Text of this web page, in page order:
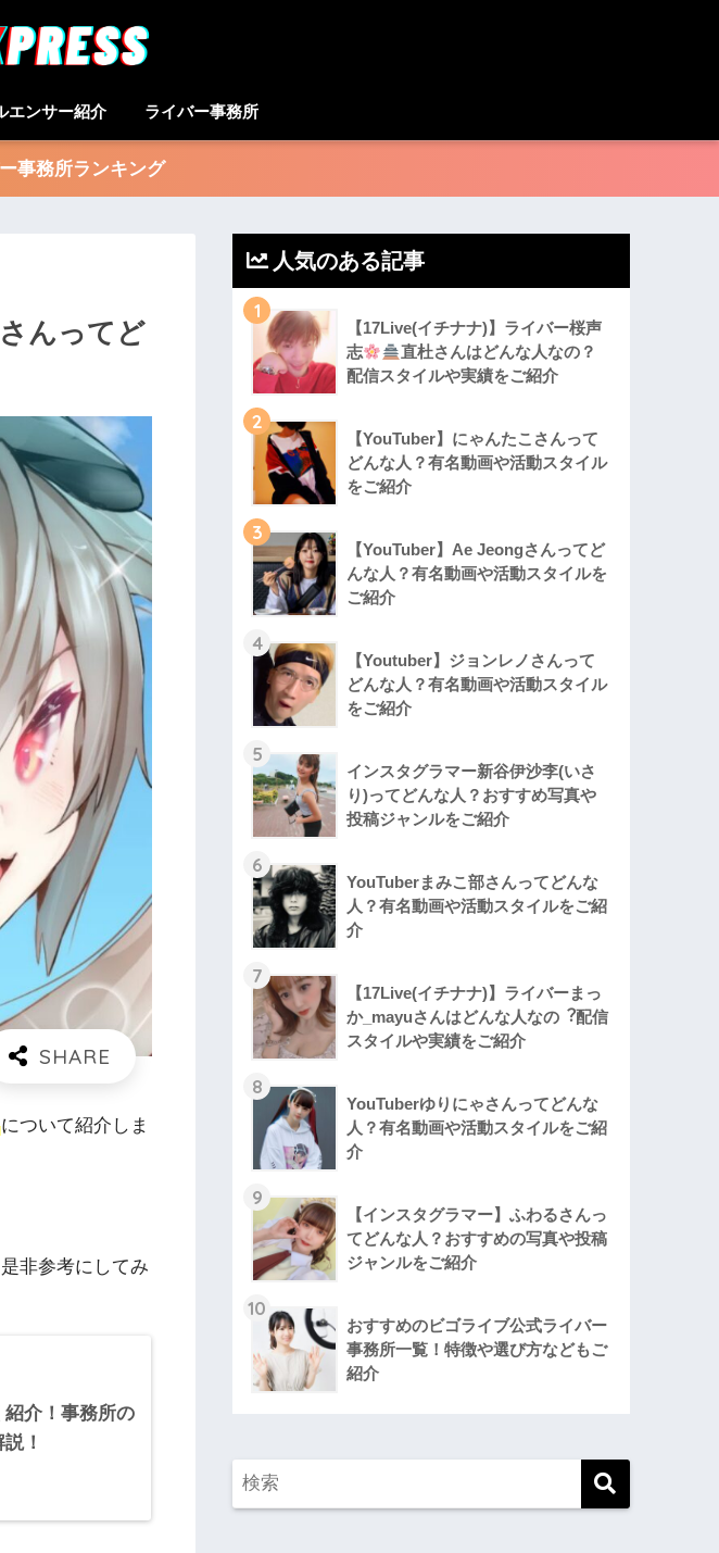
エンサー紹介 ライバー事務所
事務所ランキング
さんってど
について紹介しま
非参考にしてみ
介！事務所の
！
人気のある記事
1
【17Live(イチナナ)】ライバー桜声
志
直杜さんはどんな人なの？
配信スタイルや実績をご紹介
2
【YouTuber】にゃんたこさんって
どんな⼈？有名動画や活動スタイル
をご紹介
3
【YouTuber】Ae Jeongさんってど
んな⼈？有名動画や活動スタイルを
ご紹介
4
【Youtuber】ジョンレノさんって
どんな人？有名動画や活動スタイル
をご紹介
5
インスタグラマー新谷伊沙李(いさ
り)ってどんな⼈？おすすめ写真や
投稿ジャンルをご紹介
6
YouTuberまみこ部さんってどんな
⼈？有名動画や活動スタイルをご紹
介
7
【17Live(イチナナ)】ライバーまっ
か_mayuさんはどんな人なの︖配信
スタイルや実績をご紹介
8
YouTuberゆりにゃさんってどんな
⼈？有名動画や活動スタイルをご紹
介
9
【インスタグラマー】ふわるさんっ
てどんな人？おすすめの写真や投稿
ジャンルをご紹介
10
おすすめのビゴライブ公式ライバー
事務所一覧！特徴や選び方などもご
紹介